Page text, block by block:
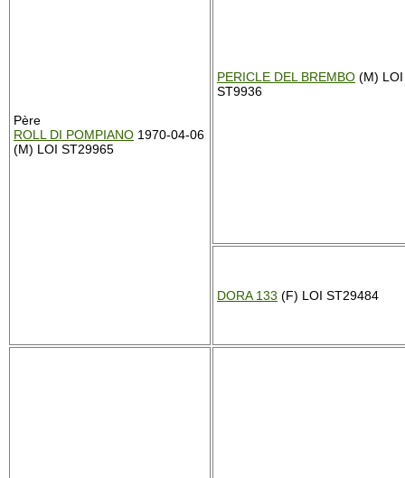
Père
ROLL DI POMPIANO 1970-04-06
(M) LOI ST29965
PERICLE DEL BREMBO (M) LOI
ST9936
DORA 133 (F) LOI ST29484